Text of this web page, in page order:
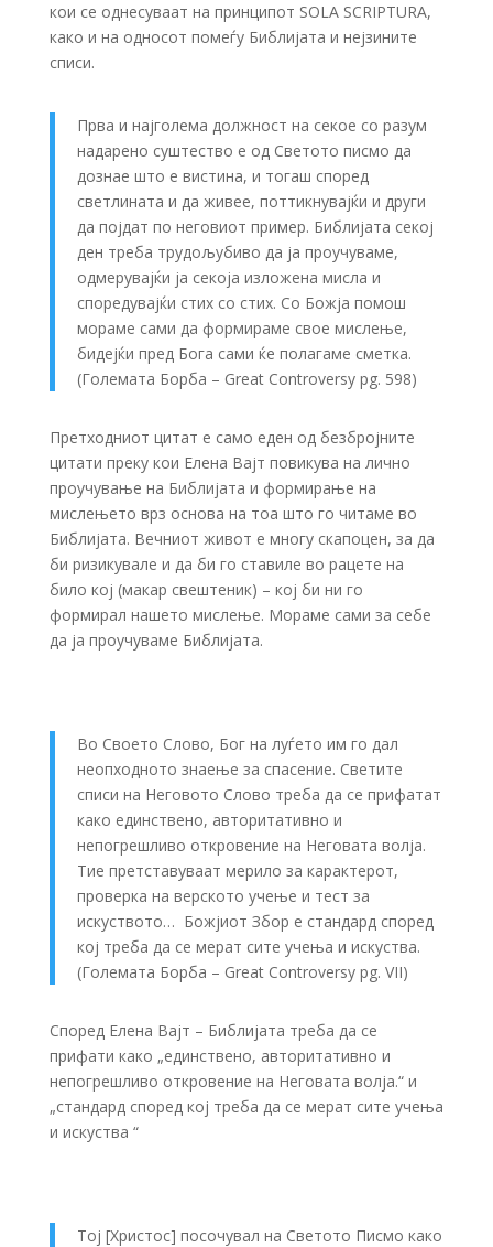
кои се однесуваат на принципот SOLA SCRIPTURA,
како и на односот помеѓу Библијата и нејзините
списи.
Прва и најголема должност на секое со разум
надарено суштество е од Светото писмо да
дознае што е вистина, и тогаш според
светлината и да живее, поттикнувајќи и други
да појдат по неговиот пример. Библијата секој
ден треба трудољубиво да ја проучуваме,
одмерувајќи ја секоја изложена мисла и
споредувајќи стих со стих. Со Божја помош
мораме сами да формираме свое мислење,
бидејќи пред Бога сами ќе полагаме сметка.
(Големата Борба – Great Controversy pg. 598)
Претходниот цитат е само еден од безбројните
цитати преку кои Елена Вајт повикува на лично
проучување на Библијата и формирање на
мислењето врз основа на тоа што го читаме во
Библијата. Вечниот живот е многу скапоцен, за да
би ризикувале и да би го ставиле во рацете на
било кој (макар свештеник) – кој би ни го
формирал нашето мислење. Мораме сами за себе
да ја проучуваме Библијата.
Во Своето Слово, Бог на луѓето им го дал
неопходното знаење за спасение. Светите
списи на Неговото Слово треба да се прифатат
како единствено, авторитативно и
непогрешливо откровение на Неговата волја.
Тие претставуваат мерило за карактерот,
проверка на верското учење и тест за
искуството… Божјиот Збор е стандард според
кој треба да се мерат сите учења и искуства.
(Големата Борба – Great Controversy pg. VII)
Според Елена Вајт – Библијата треба да се
прифати како „единствено, авторитативно и
непогрешливо откровение на Неговата волја.“ и
„стандард според кој треба да се мерат сите учења
и искуства “
Тој [Христос] посочувал на Светото Писмо како